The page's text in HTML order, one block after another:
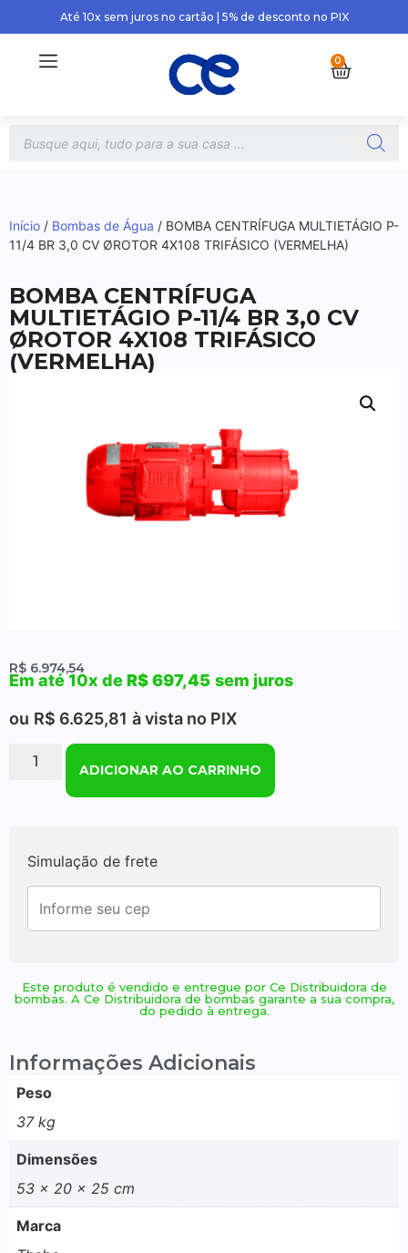
Até 10x sem juros no cartão | 5% de desconto no PIX
0
Início / Bombas de Água / BOMBA CENTRÍFUGA MULTIETÁGIO P-
11/4 BR 3,0 CV ØROTOR 4X108 TRIFÁSICO (VERMELHA)
BOMBA CENTRÍFUGA
MULTIETÁGIO P-11/4 BR 3,0 CV
ØROTOR 4X108 TRIFÁSICO
(VERMELHA)
R$ 6.974,54
Em até 10x deR$697,45 sem juros
ou R$ 6.625,81 à vista no PIX
ADICIONAR AO CARRINHO
Simulação de frete
Este produto é vendido e entregue por Ce Distribuidora de
bombas. A Ce Distribuidora de bombas garante a sua compra,
do pedido à entrega.
Informações Adicionais
Peso
37 kg
Dimensões
53 × 20 × 25 cm
Marca